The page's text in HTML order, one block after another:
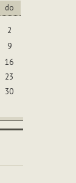
do
2
9
16
23
30